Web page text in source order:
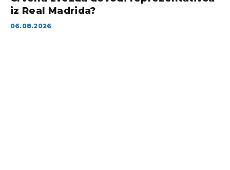
iz Real Madrida?
06.08.2026